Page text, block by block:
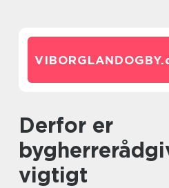
VIBORGLANDOGBY.
Derfor er
vigtigt